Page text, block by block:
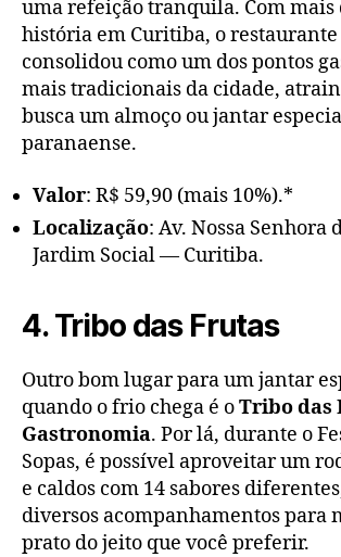
uma refeição tranquila. Com mais
história em Curitiba, o restaurante
consolidou como um dos pontos
mais tradicionais da cidade,
busca um almoço ou jantar
paranaense.
Valor: R$ 59,90 (mais 10%).*
Localização: Av. Nossa Senhora
Jardim Social — Curitiba.
4. Tribo das Frutas
Outro bom lugar para um jantar
quando o frio chega é oTribo das
Gastronomia. Por lá, durante o
Sopas, é possível aproveitar um
e caldos com 14 sabores
diversos acompanhamentos para
prato do jeito que você preferir.